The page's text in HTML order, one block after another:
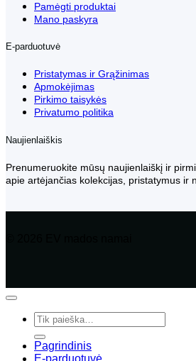
Pamėgti produktai
Mano paskyra
E-parduotuvė
Pristatymas ir Grąžinimas
Apmokėjimas
Pirkimo taisykės
Privatumo politika
Naujienlaiškis
Prenumeruokite mūsų naujienlaiškį ir
apie artėjančias kolekcijas, pristatymus ir
Ieškoti:
Pagrindinis
E-parduotuvė